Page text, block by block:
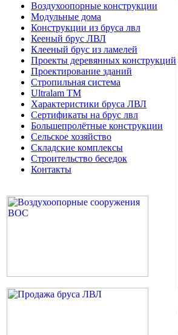
Воздухоопорные конструкции
Модульные дома
Конструкции из бруса лвл
Кееный брус ЛВЛ
Клееный брус из ламелей
Проекты деревянных конструкций
Проектирование зданий
Стропильная система
Ultralam TM
Характеристики бруса ЛВЛ
Сертификаты на брус лвл
Большепролётные конструкции
Сельское хозяйство
Складские комплексы
Строительство беседок
Контакты